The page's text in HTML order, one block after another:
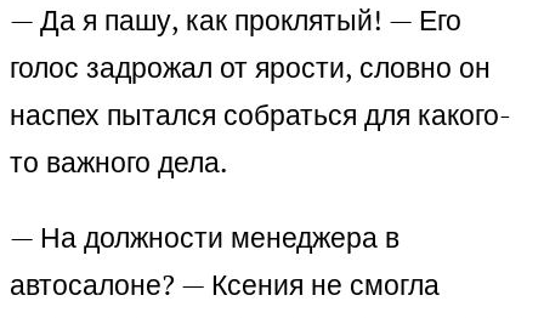
— Да я пашу, как проклятый! — Его
голос задрожал от ярости, словно он
наспех пытался собраться для какого-
то важного дела.
— На должности менеджера в
автосалоне? — Ксения не смогла